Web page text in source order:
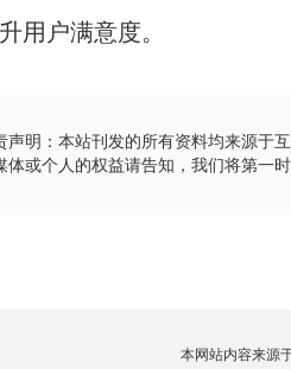
用户满意度。
声明：本站刊发的所有资料均来源于
体或个人的权益请告知，我们将第一时
本网站内容来源